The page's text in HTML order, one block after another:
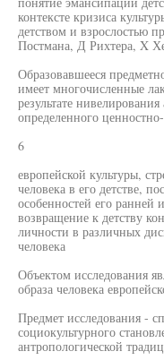
контексте кризиса
детством и взрослостью
Постмана, Д Рихтера, X
Образовавшееся
имеет многочисленные
результате
определенного
6
европейской культуры,
человека в его детстве,
особенностей его
возвращение к детству
личности в различных
человека
Объектом исследования
образа человека
Предмет исследования -
социокультурного
антропологической